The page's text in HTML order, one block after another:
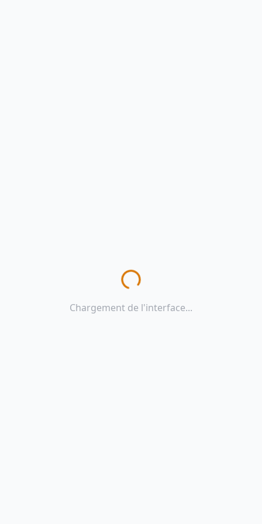
Chargement de l'interface...